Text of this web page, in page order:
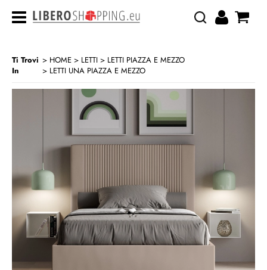
CATEGORIA: HOME> LETTI> LETTI PIAZZA E MEZZO> LETTI UNA PIAZZA E MEZZO
Ti Trovi
In
HOME LETTI
LETTI PIAZZA E MEZZO
LETTI UNA PIAZZA E MEZZO